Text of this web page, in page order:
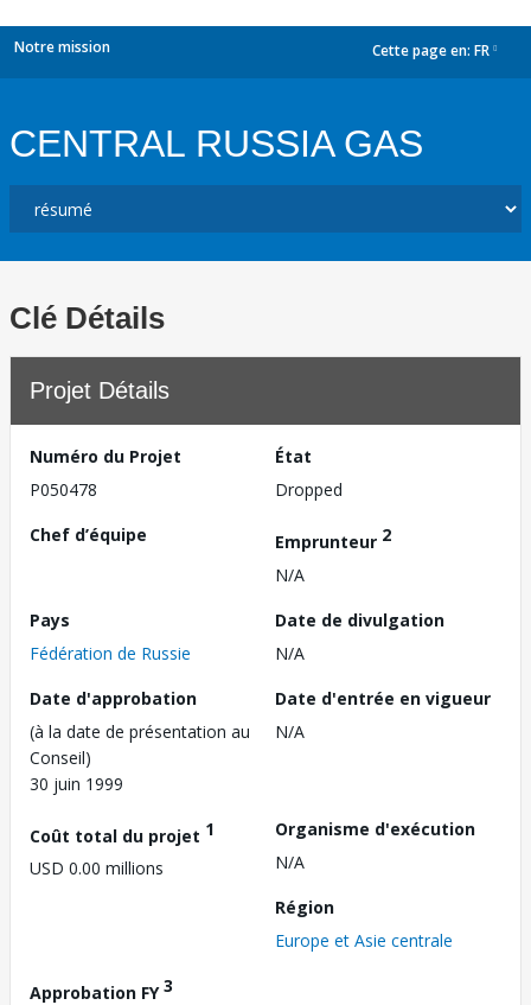
Notre mission Cette page en: FR
CENTRAL RUSSIA GAS
Clé Détails
Projet Détails
Numéro du Projet
P050478
État
Dropped
Chef d’équipe
Emprunteur 2
N/A
Pays
Fédération de Russie
Date de divulgation
N/A
Date d'approbation
(à la date de présentation au
Conseil)
30 juin 1999
Date d'entrée en vigueur
N/A
Coût total du projet 1
USD 0.00 millions
Organisme d'exécution
N/A
Région
Europe et Asie centrale
Approbation FY3